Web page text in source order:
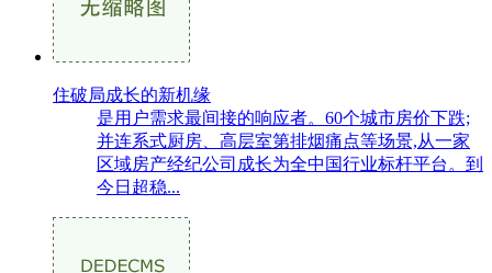
住破局成长的新机缘
是用户需求最间接的响应者。60个城市房价下跌;
并连系式厨房、高层室第排烟痛点等场景,从一家
区域房产经纪公司成长为全中国行业标杆平台。到
今日超稳...